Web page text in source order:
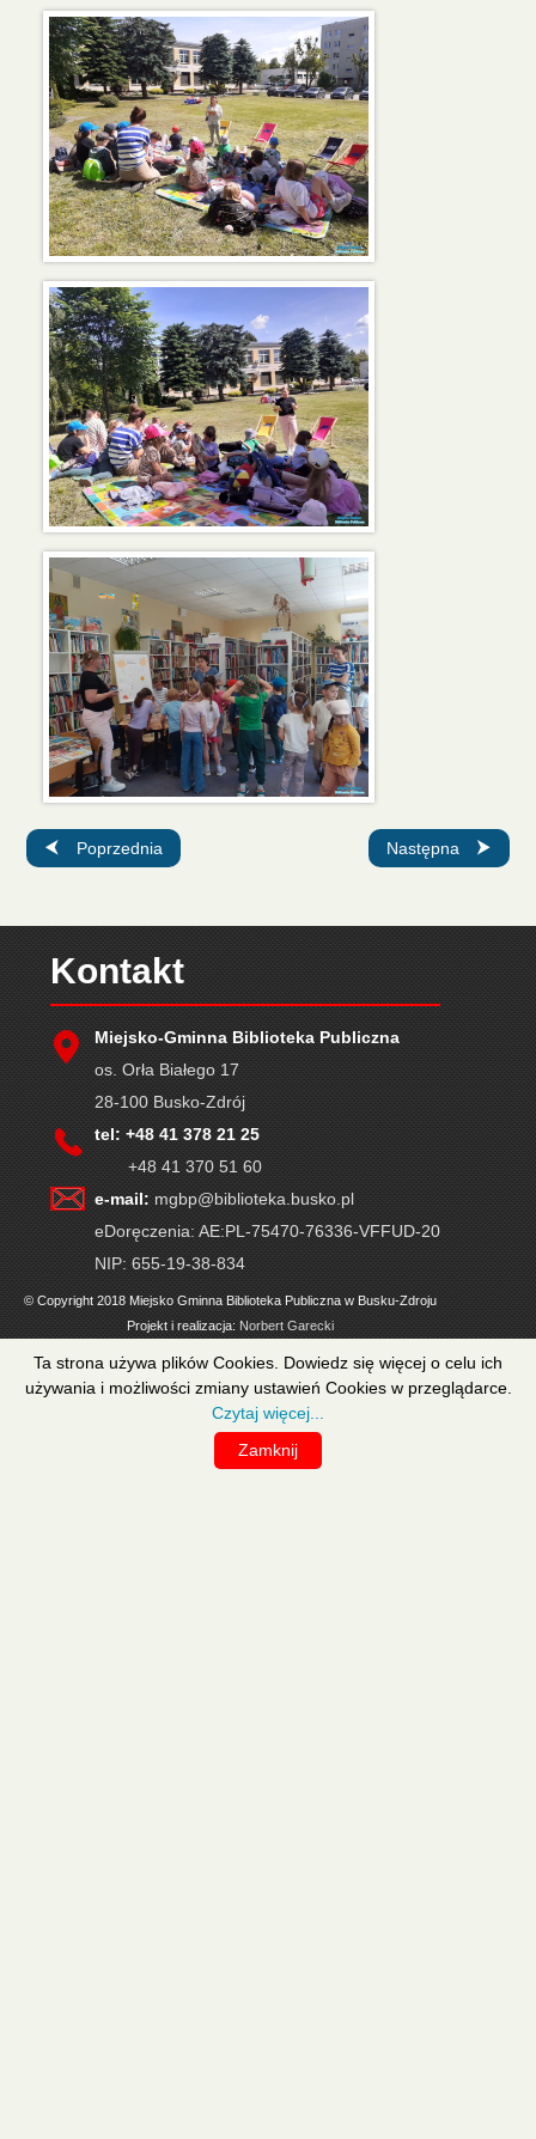
Poprzednia strona: Spotkanie z młodzieżą
Poprzednia Następna strona:
Następna
Kontakt
Miejsko-Gminna Biblioteka Publiczna
os. Orła Białego 17
28-100 Busko-Zdrój
tel: +48 41 378 21 25
+48 41 370 51 60
e-mail: mgbp@biblioteka.busko.pl
eDoręczenia: AE:PL-75470-76336-VFFUD-20
NIP: 655-19-38-834
© Copyright 2018 Miejsko Gminna Biblioteka Publiczna w Busku-Zdroju
Projekt i realizacja: Norbert Garecki
Ta strona używa plików Cookies. Dowiedz się więcej o celu ich
używania i możliwości zmiany ustawień Cookies w przeglądarce.
Czytaj więcej...
Zamknij